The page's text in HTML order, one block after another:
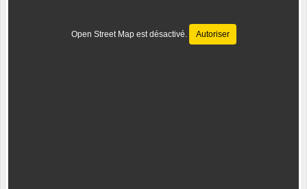
Open Street Map est désactivé. Autoriser